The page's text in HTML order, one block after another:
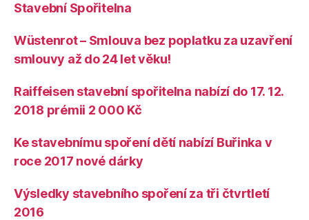
Stavební Spořitelna
Wüstenrot – Smlouva bez poplatku za uzavření
smlouvy až do 24 let věku!
Raiffeisen stavební spořitelna nabízí do 17. 12.
2018 prémii 2 000 Kč
Ke stavebnímu spoření dětí nabízí Buřinka v
roce 2017 nové dárky
Výsledky stavebního spoření za tři čtvrtletí
2016